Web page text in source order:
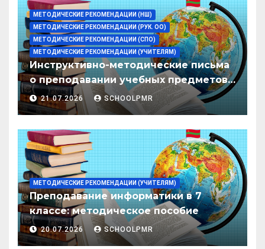
МЕТОДИЧЕСКИЕ РЕКОМЕНДАЦИИ (НШ)
МЕТОДИЧЕСКИЕ РЕКОМЕНДАЦИИ (РУК. ОО)
МЕТОДИЧЕСКИЕ РЕКОМЕНДАЦИИ (СПО)
МЕТОДИЧЕСКИЕ РЕКОМЕНДАЦИИ (УЧИТЕЛЯМ)
Инструктивно-методические письма
о преподавании учебных предметов/
дисциплин в организациях
образования ПМР на 2026/27 уч. год
21.07.2026 SCHOOLPMR
МЕТОДИЧЕСКИЕ РЕКОМЕНДАЦИИ (УЧИТЕЛЯМ)
Преподавание информатики в 7
классе: методическое пособие
20.07.2026 SCHOOLPMR